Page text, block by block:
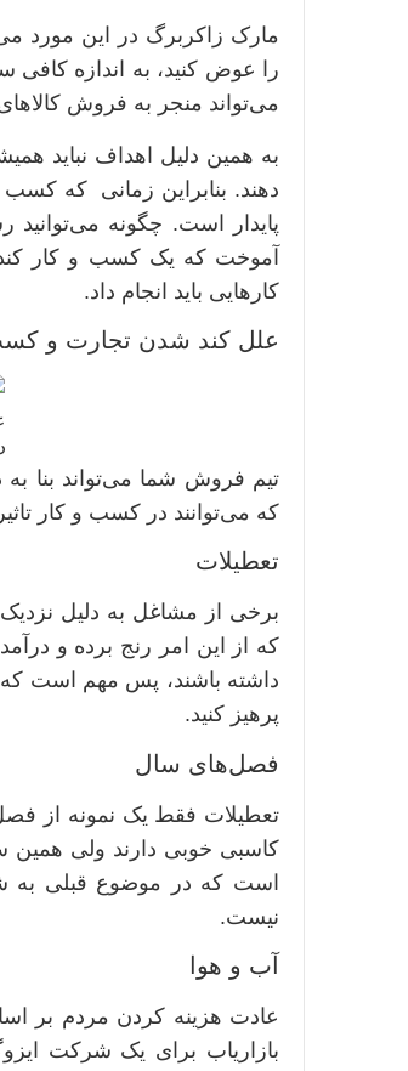
مارک زاکربرگ در این مورد
را عوض کنید، به اندازه کافی
می‌تواند منجر به فروش
به همین دلیل اهداف نباید
دهند. بنابراین زمانی که کسب
پایدار است. چگونه می‌توانید
آموخت که یک کسب و کار
کارهایی باید انجام داد.
علل کند شدن تجارت و
تیم فروش شما می‌تواند بنا به
که می‌توانند در کسب و کار
تعطیلات
برخی از مشاغل به دلیل
که از این امر رنج برده و
داشته باشند، پس مهم است
پرهیز کنید.
فصل‌های سال
تعطیلات فقط یک نمونه از
کاسبی خوبی دارند ولی همین
است که در موضوع قبلی به
نیست.
آب و هوا
عادت هزینه کردن مردم بر
بازاریاب برای یک شرکت